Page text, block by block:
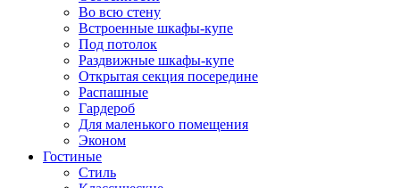
Во всю стену
Встроенные шкафы-купе
Под потолок
Раздвижные шкафы-купе
Открытая секция посередине
Распашные
Гардероб
Для маленького помещения
Эконом
Гостиные
Стиль